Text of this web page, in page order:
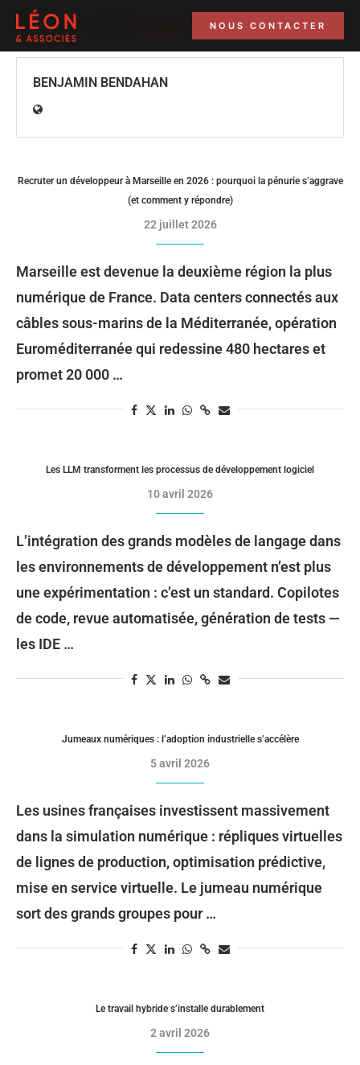
NOUS CONTACTER
BENJAMIN BENDAHAN
BENJAMIN BENDAHAN
Recruter un développeur à Marseille en 2026 : pourquoi la pénurie s’aggrave
(et comment y répondre)
22 juillet 2026
Marseille est devenue la deuxième région la plus
numérique de France. Data centers connectés aux
câbles sous-marins de la Méditerranée, opération
Euroméditerranée qui redessine 480 hectares et
promet 20 000 …
Les LLM transforment les processus de développement logiciel
10 avril 2026
L’intégration des grands modèles de langage dans
les environnements de développement n’est plus
une expérimentation : c’est un standard. Copilotes
de code, revue automatisée, génération de tests —
les IDE …
Jumeaux numériques : l’adoption industrielle s’accélère
5 avril 2026
Les usines françaises investissent massivement
dans la simulation numérique : répliques virtuelles
de lignes de production, optimisation prédictive,
mise en service virtuelle. Le jumeau numérique
sort des grands groupes pour …
Le travail hybride s’installe durablement
2 avril 2026